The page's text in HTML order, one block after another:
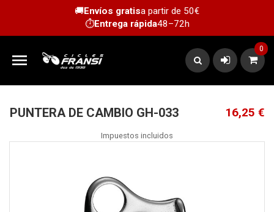
🚚Envíos gratisa partir de 50€
⏱️Entrega rápida48–72h

0
PUNTERA DE CAMBIO GH-033 16,25 €
Impuestos incluidos